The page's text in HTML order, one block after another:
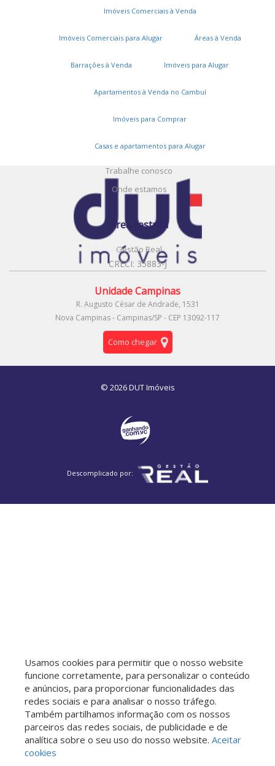
Imóveis Comerciais à Venda
Imóveis Comerciais para Alugar Áreas à Venda
Barrações à Venda Imóveis para Alugar
Apartamentos à Venda no Cambuí
Imóveis para Comprar
Casas e apartamentos para Alugar
CRECI: 35883-J
Cadastre seu imóvel
A DUT Imóveis
Entre em contato
Trabalhe conosco
Onde estamos
Área restrita
Gestão Real
Unidade Campinas
R. Augusto César de Andrade, 1531
Nova Campinas - Campinas/SP - CEP 13092-117
Como chegar
© 2026 DUT Imóveis
Descomplicado por:
Usamos cookies para permitir que o nosso website
funcione corretamente, para personalizar o conteúdo
e anúncios, para proporcionar funcionalidades das
redes sociais e para analisar o nosso tráfego.
Também partilhamos informação com os nossos
parceiros das redes sociais, de publicidade e de
analítica sobre o seu uso do nosso website. Aceitar
cookies